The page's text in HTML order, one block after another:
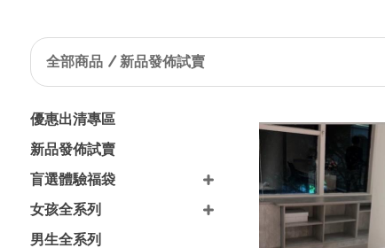
全部商品 新品發佈試賣
優惠出清專區
新品發佈試賣
盲選體驗福袋
女孩全系列
男生全系列